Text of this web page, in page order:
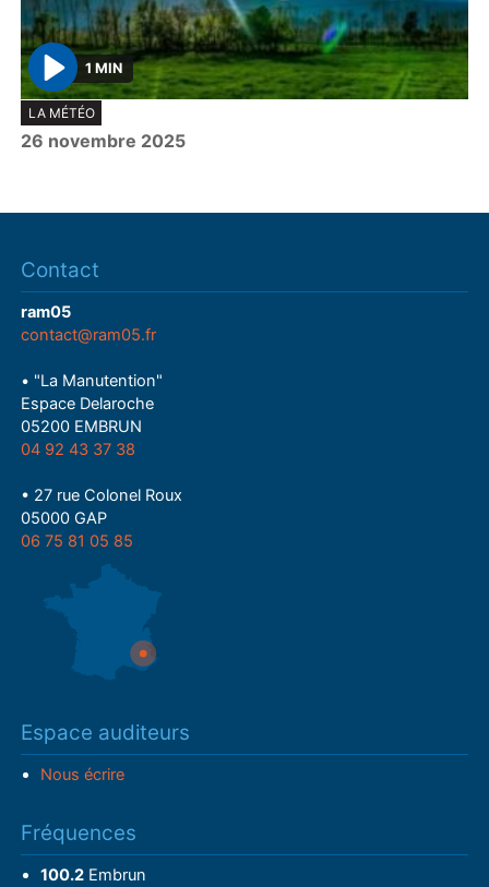
P
l
a
1 MIN
LA MÉTÉO
26 novembre 2025
Contact
ram05
contact@ram05.fr
• "La Manutention"
Espace Delaroche
05200 EMBRUN
04 92 43 37 38
• 27 rue Colonel Roux
05000 GAP
06 75 81 05 85
Espace auditeurs
Nous écrire
Fréquences
100.2Embrun